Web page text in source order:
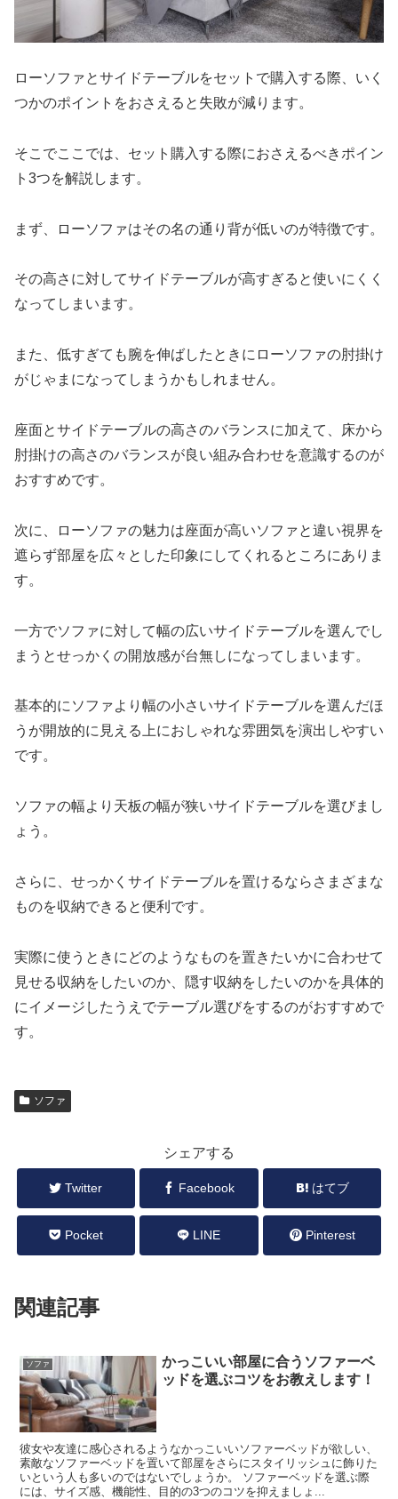
ローソファとサイドテーブルをセットで購入する際、いく
つかのポイントをおさえると失敗が減ります。
そこでここでは、セット購入する際におさえるべきポイン
ト3つを解説します。
まず、ローソファはその名の通り背が低いのが特徴です。
その高さに対してサイドテーブルが高すぎると使いにくく
なってしまいます。
また、低すぎても腕を伸ばしたときにローソファの肘掛け
がじゃまになってしまうかもしれません。
座面とサイドテーブルの高さのバランスに加えて、床から
肘掛けの高さのバランスが良い組み合わせを意識するのが
おすすめです。
次に、ローソファの魅力は座面が高いソファと違い視界を
遮らず部屋を広々とした印象にしてくれるところにありま
す。
一方でソファに対して幅の広いサイドテーブルを選んでし
まうとせっかくの開放感が台無しになってしまいます。
基本的にソファより幅の小さいサイドテーブルを選んだほ
うが開放的に見える上におしゃれな雰囲気を演出しやすい
です。
ソファの幅より天板の幅が狭いサイドテーブルを選びまし
ょう。
さらに、せっかくサイドテーブルを置けるならさまざまな
ものを収納できると便利です。
実際に使うときにどのようなものを置きたいかに合わせて
見せる収納をしたいのか、隠す収納をしたいのかを具体的
にイメージしたうえでテーブル選びをするのがおすすめで
す。
ソファ
シェアする
Twitter Facebook はてブ
Pocket LINE Pinterest
関連記事
ソファ
かっこいい部屋に合うソファーベ
ッドを選ぶコツをお教えします！
彼女や友達に感心されるようなかっこいいソファーベッドが欲しい、
素敵なソファーベッドを置いて部屋をさらにスタイリッシュに飾りた
いという人も多いのではないでしょうか。 ソファーベッドを選ぶ際
には、サイズ感、機能性、目的の3つのコツを抑えましょ...